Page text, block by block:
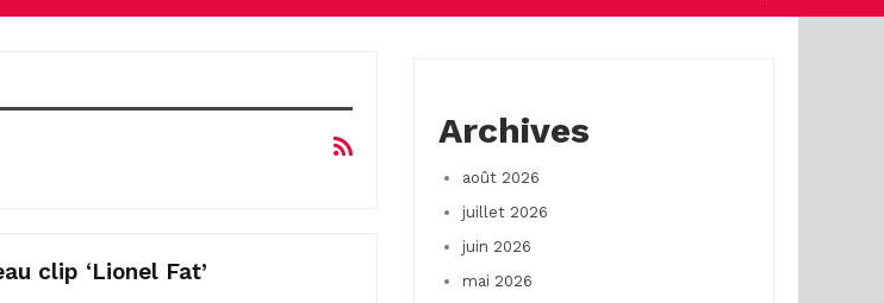
clip ‘Lionel Fat’
Archives
août 2026
juillet 2026
juin 2026
mai 2026